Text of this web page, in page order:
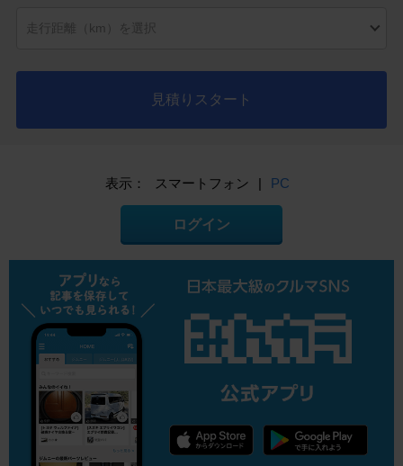
見積りスタート
表示： スマートフォン | PC
ログイン